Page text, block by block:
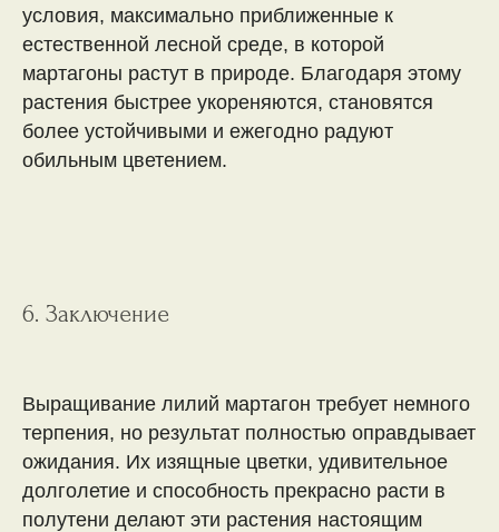
условия, максимально приближенные к
естественной лесной среде, в которой
мартагоны растут в природе. Благодаря этому
растения быстрее укореняются, становятся
более устойчивыми и ежегодно радуют
обильным цветением.
6. Заключение
Выращивание лилий мартагон требует немного
терпения, но результат полностью оправдывает
ожидания. Их изящные цветки, удивительное
долголетие и способность прекрасно расти в
полутени делают эти растения настоящим